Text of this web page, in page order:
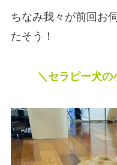
ちなみ我々が前回お
たそう！
＼セラピー犬の